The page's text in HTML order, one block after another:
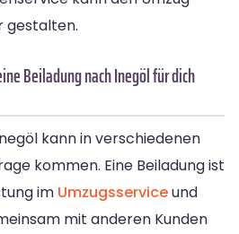
gestalten.
Beiladung nach Inegöl für dich
kann in verschiedenen
kommen. Eine Beiladung ist
im Umzugsserviceund
mit anderen Kunden